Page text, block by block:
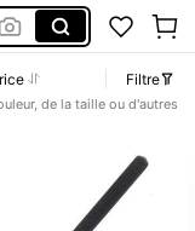
Filtre
de la taille ou d'autres